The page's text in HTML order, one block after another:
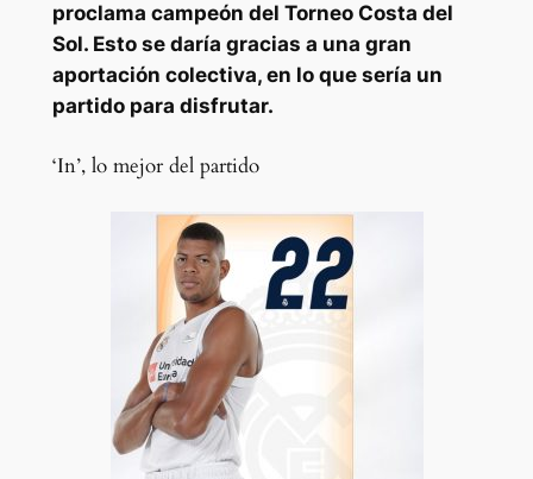
proclama campeón del Torneo Costa del
Sol. Esto se daría gracias a una gran
aportación colectiva, en lo que sería un
partido para disfrutar.
‘In’, lo mejor del partido